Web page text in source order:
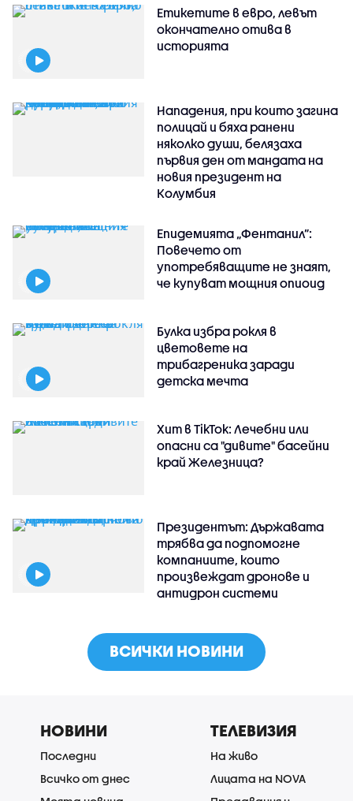
Етикетите в евро, левът
окончателно отива в
историята
Нападения, при които загина
полицай и бяха ранени
няколко души, белязаха
първия ден от мандата на
новия президент на
Колумбия
Епидемията „Фентанил”:
Повечето от
употребяващите не знаят,
че купуват мощния опиоид
Булка избра рокля в
цветовете на
трибагреника заради
детска мечта
Хит в TikTok: Лечебни или
опасни са "дивите" басейни
край Железница?
Президентът: Държавата
трябва да подпомогне
компаниите, които
произвеждат дронове и
антидрон системи
ВСИЧКИ НОВИНИ
НОВИНИ
Последни
Всичко от днес
ТЕЛЕВИЗИЯ
На живо
Лицата на NOVA